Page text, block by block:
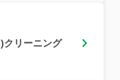
クリーニング